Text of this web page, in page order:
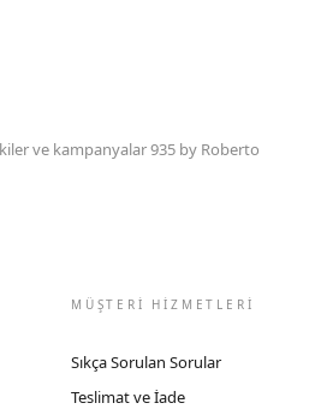
ve kampanyalar 935 by Roberto
MÜŞTERİ HİZMETLERİ
Sıkça Sorulan Sorular
Teslimat ve İade